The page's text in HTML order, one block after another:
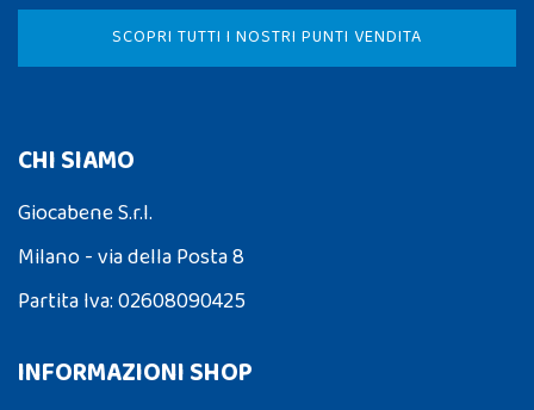
SCOPRI TUTTI I NOSTRI PUNTI VENDITA
CHI SIAMO
Giocabene S.r.l.
Milano - via della Posta 8
Partita Iva: 02608090425
INFORMAZIONI SHOP